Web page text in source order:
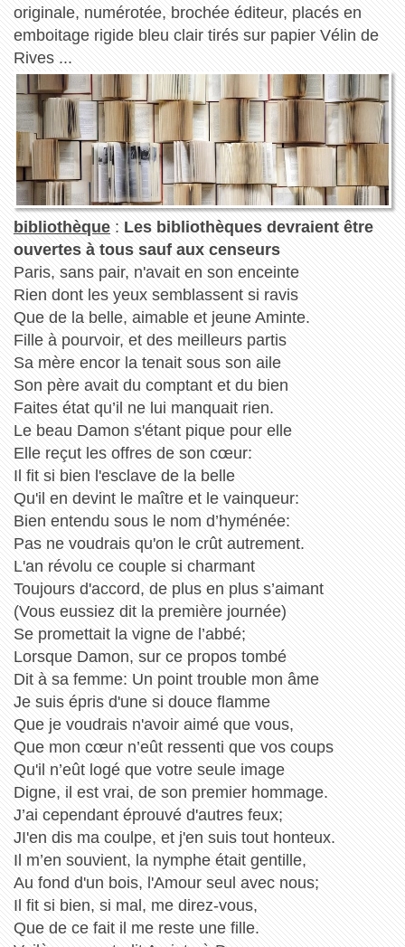
originale, numérotée, brochée éditeur, placés en
emboitage rigide bleu clair tirés sur papier Vélin de
Rives ...
bibliothèque: Les bibliothèques devraient être
ouvertes à tous sauf aux censeurs
Paris, sans pair, n'avait en son enceinte
Rien dont les yeux semblassent si ravis
Que de la belle, aimable et jeune Aminte.
Fille à pourvoir, et des meilleurs partis
Sa mère encor la tenait sous son aile
Son père avait du comptant et du bien
Faites état qu’il ne lui manquait rien.
Le beau Damon s'étant pique pour elle
Elle reçut les offres de son cœur:
Il fit si bien l'esclave de la belle
Qu'il en devint le maître et le vainqueur:
Bien entendu sous le nom d’hyménée:
Pas ne voudrais qu'on le crût autrement.
L'an révolu ce couple si charmant
Toujours d'accord, de plus en plus s’aimant
(Vous eussiez dit la première journée)
Se promettait la vigne de l’abbé;
Lorsque Damon, sur ce propos tombé
Dit à sa femme: Un point trouble mon âme
Je suis épris d'une si douce flamme
Que je voudrais n'avoir aimé que vous,
Que mon cœur n’eût ressenti que vos coups
Qu'il n’eût logé que votre seule image
Digne, il est vrai, de son premier hommage.
J’ai cependant éprouvé d'autres feux;
JI'en dis ma coulpe, et j'en suis tout honteux.
Il m’en souvient, la nymphe était gentille,
Au fond d'un bois, l'Amour seul avec nous;
Il fit si bien, si mal, me direz-vous,
Que de ce fait il me reste une fille.